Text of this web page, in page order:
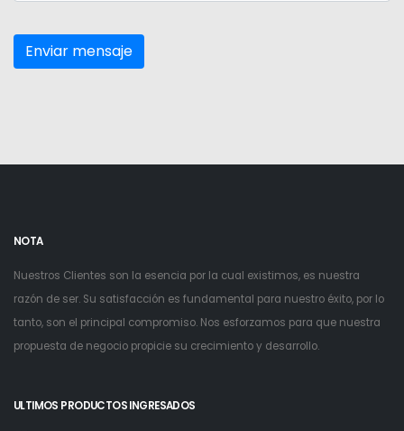
NOTA
Nuestros Clientes son la esencia por la cual existimos, es nuestra
razón de ser. Su satisfacción es fundamental para nuestro éxito, por lo
tanto, son el principal compromiso. Nos esforzamos para que nuestra
propuesta de negocio propicie su crecimiento y desarrollo.
ULTIMOS PRODUCTOS INGRESADOS